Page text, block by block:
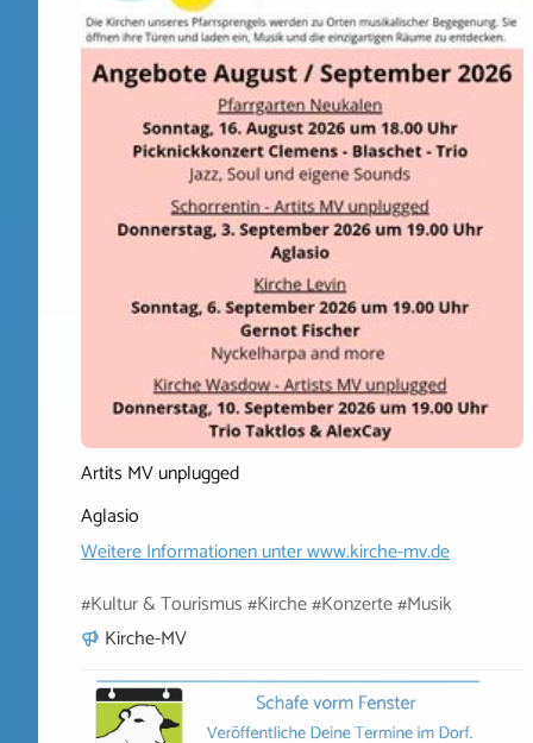
Artits MV unplugged
Aglasio
Weitere Informationen unterwww.kirche-mv.de
#Kultur & Tourismus #Kirche #Konzerte #Musik
Kirche-MV